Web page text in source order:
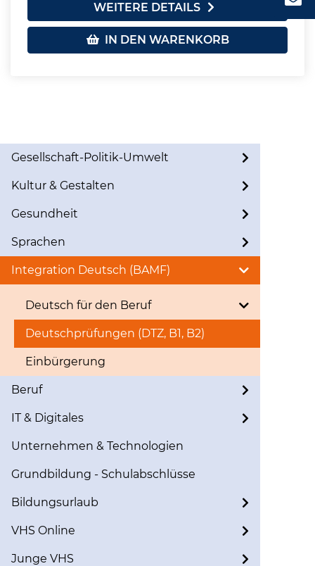
WEITERE DETAILS
IN DEN WARENKORB
Gesellschaft-Politik-Umwelt
Kultur & Gestalten
Gesundheit
Sprachen
Integration Deutsch (BAMF)
Deutsch für den Beruf
Deutschprüfungen (DTZ, B1, B2)
Einbürgerung
Beruf
IT & Digitales
Unternehmen & Technologien
Grundbildung - Schulabschlüsse
Bildungsurlaub
VHS Online
Junge VHS